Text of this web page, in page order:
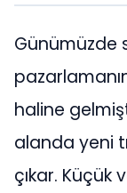
Günümüzde
haline
alanda yeni
çıkar. Küçük